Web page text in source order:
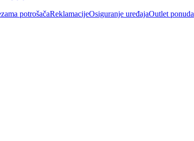
potrošačaReklamacijeOsiguranje uređajaOutlet ponuda